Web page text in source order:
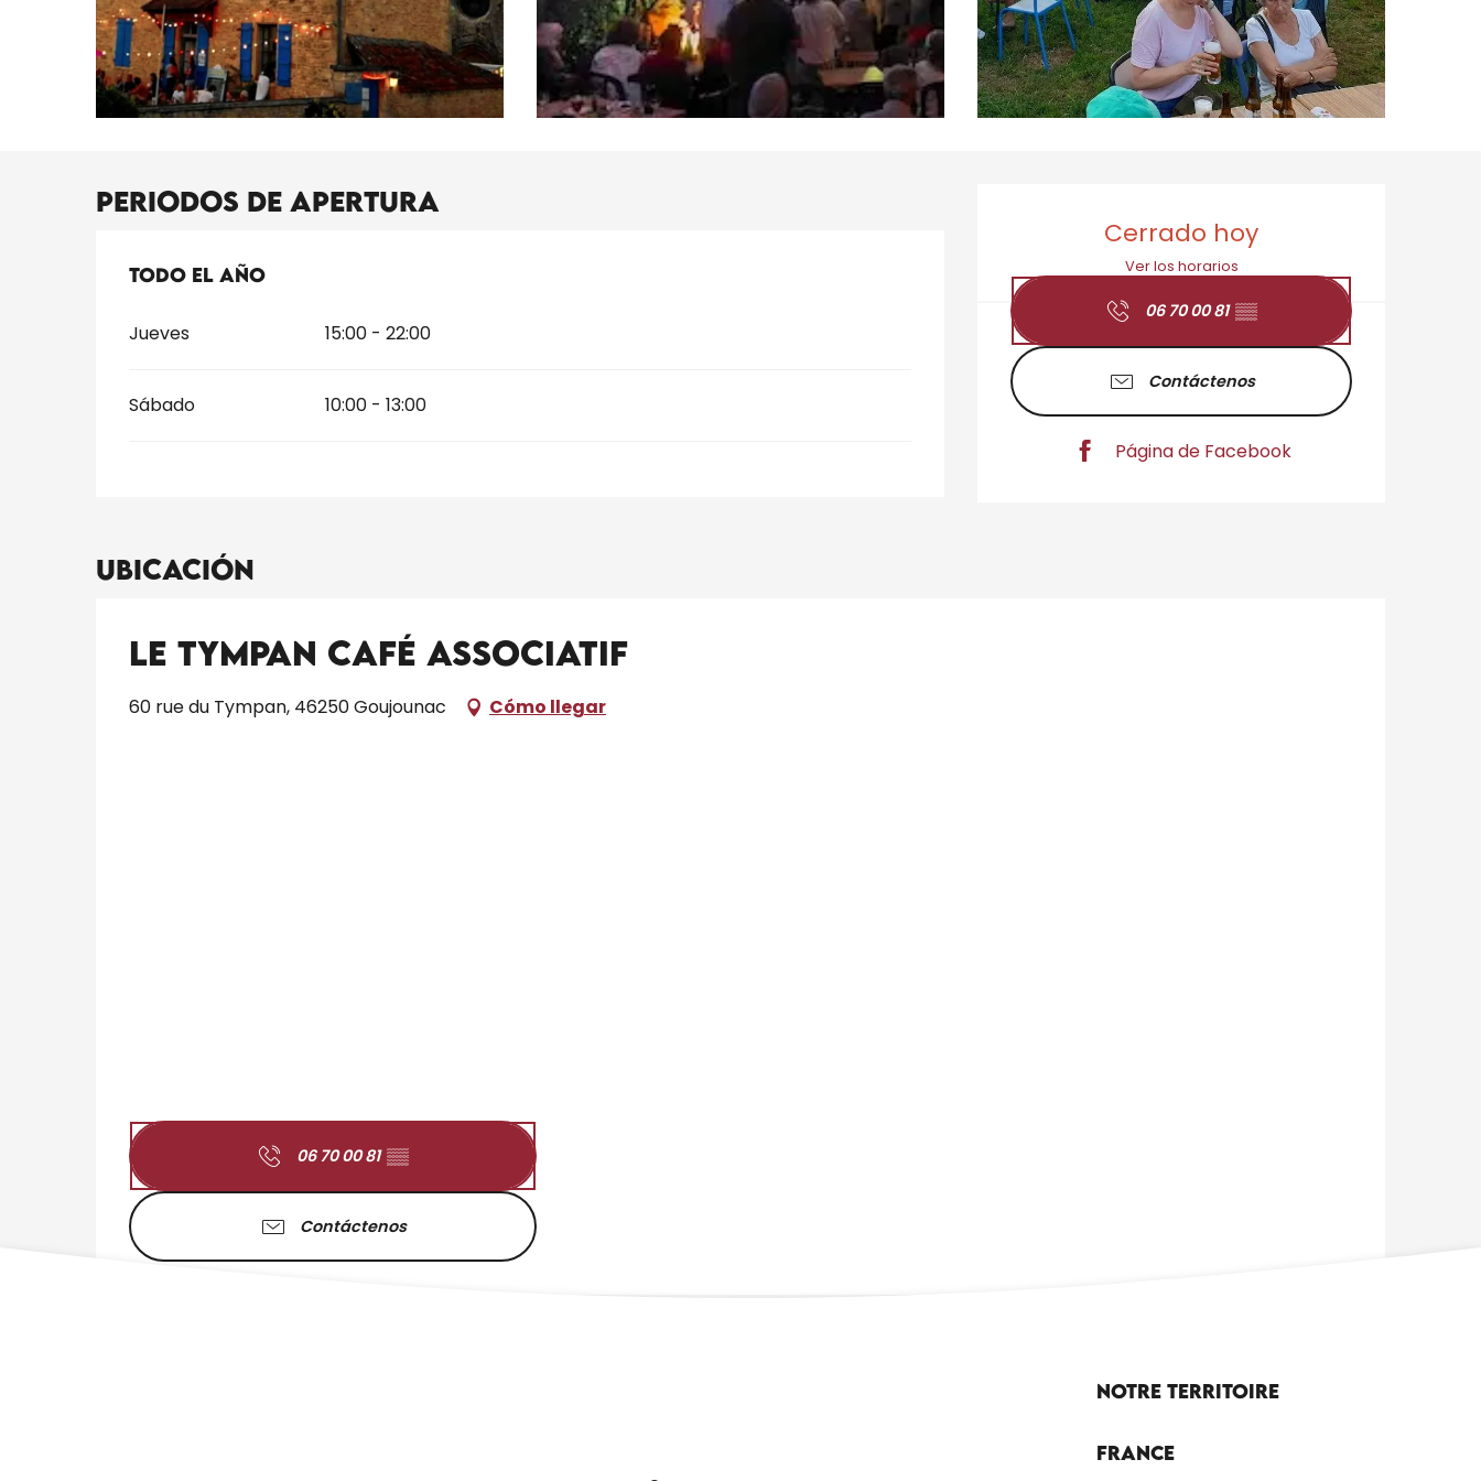
Cerrado hoy
Ver los horarios
06 70 00 81 ▒▒
Contáctenos
Página de Facebook
Periodos de apertura
Todo el año
Todo el año
Jueves 15:00 - 22:00
Sábado 10:00 - 13:00
Ubicación
Le Tympan Café Associatif
60 rue du Tympan, 46250 Goujounac Cómo llegar
06 70 00 81 ▒▒
Contáctenos
Notre territoire
France